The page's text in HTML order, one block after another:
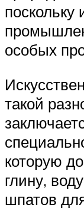
поскольку
особых
такой
которую
глину,
шпатов